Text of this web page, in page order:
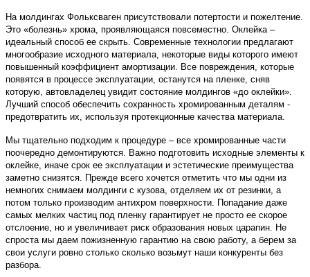
На молдингах Фольксваген присутствовали потертости и пожелтение.
Это «болезнь» хрома, проявляющаяся повсеместно. Оклейка –
идеальный способ ее скрыть. Современные технологии предлагают
многообразие исходного материала, некоторые виды которого имеют
повышенный коэффициент амортизации. Все повреждения, которые
появятся в процессе эксплуатации, останутся на пленке, сняв
которую, автовладелец увидит состояние молдингов «до оклейки».
Лучший способ обеспечить сохранность хромированным деталям -
предотвратить их, используя протекционные качества материала.
Мы тщательно подходим к процедуре – все хромированные части
поочередно демонтируются. Важно подготовить исходные элементы к
оклейке, иначе срок ее эксплуатации и эстетические преимущества
заметно снизятся. Прежде всего хочется отметить что мы одни из
немногих снимаем молдинги с кузова, отделяем их от резинки, а
потом только производим антихром поверхности. Попадание даже
самых мелких частиц под пленку гарантирует не просто ее скорое
отслоение, но и увеличивает риск образования новых царапин. Не
спроста мы даем пожизненную гарантию на свою работу, а берем за
свои услуги ровно столько сколько возьмут наши конкуренты без
разбора.